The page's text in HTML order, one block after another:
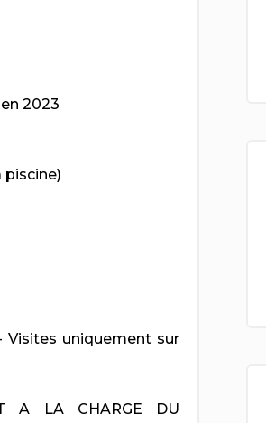
2023
piscine)
uniquement sur
A LA CHARGE DU